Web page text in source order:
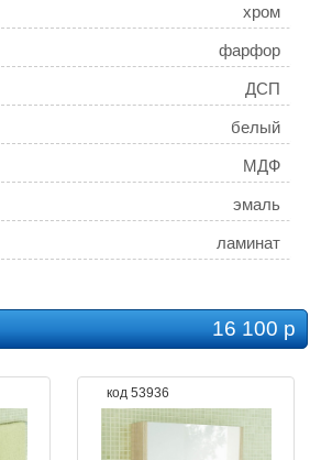
хром
фарфор
ДСП
белый
МДФ
эмаль
ламинат
современный стиль
16 100 р
код 53936